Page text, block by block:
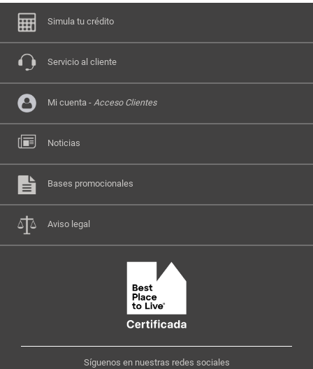
Simula tu crédito
Servicio al cliente
Mi cuenta - Acceso Clientes
Noticias
Bases promocionales
Aviso legal
Síguenos en nuestras redes sociales